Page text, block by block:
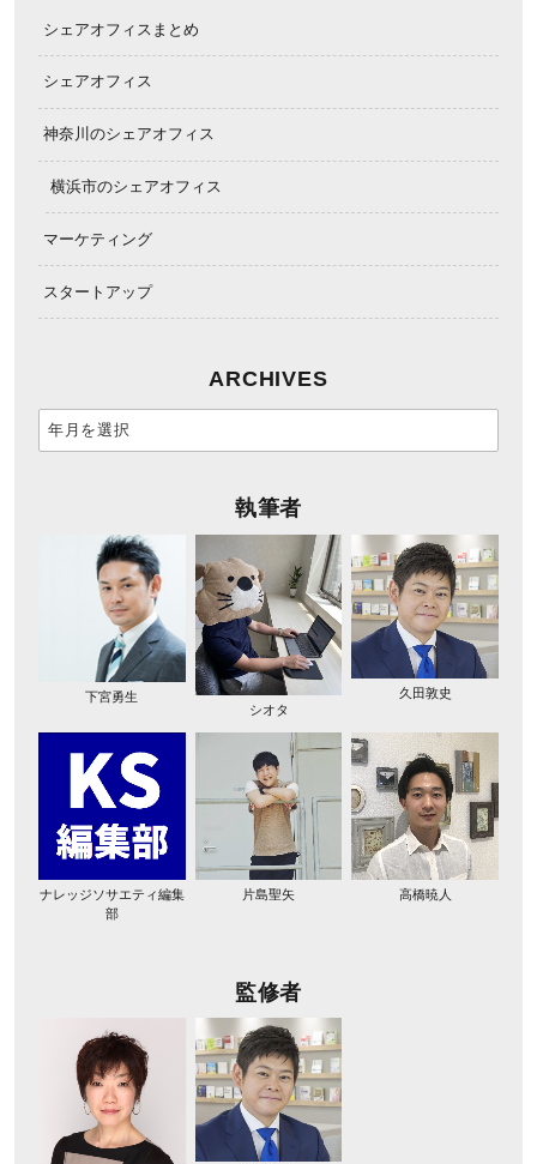
シェアオフィスまとめ
シェアオフィス
神奈川のシェアオフィス
横浜市のシェアオフィス
マーケティング
スタートアップ
ARCHIVES
執筆者
下宮勇生
シオタ
久田敦史
ナレッジソサエティ編集
部
片島聖矢 高橋暁人
監修者